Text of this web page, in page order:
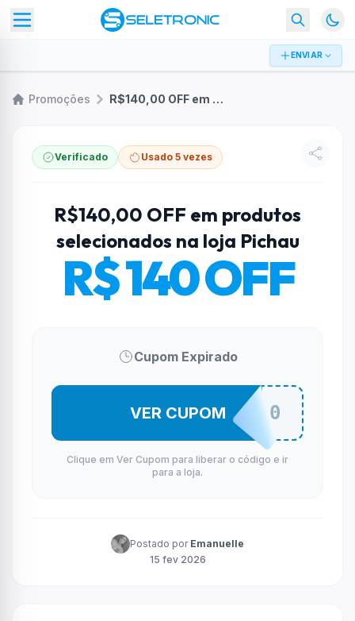
ENVIAR
Promoções R$140,00 OFF em produtos selecionados na loja Pichau
Verificado Usado 5 vezes
R$140,00 OFF em produtos
selecionados na loja Pichau
R$ 140 OFF
Cupom Expirado
PICHPC140
VER CUPOM
Clique em Ver Cupom para liberar o código e ir
para a loja.
Postado por Emanuelle
15 fev 2026